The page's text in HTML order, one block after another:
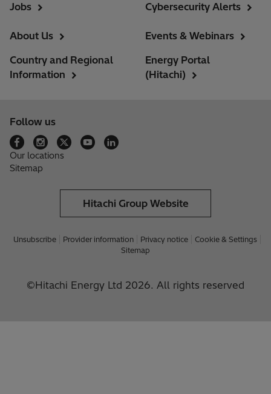
Jobs
Cybersecurity Alerts
About Us
Country and Regional
Information
Events & Webinars
Energy Portal
(Hitachi)
Follow us
Our locations
Sitemap
Hitachi Group Website
Unsubscribe Provider information Privacy notice
Cookie & Settings
Sitemap
©Hitachi Energy Ltd 2026. All rights reserved